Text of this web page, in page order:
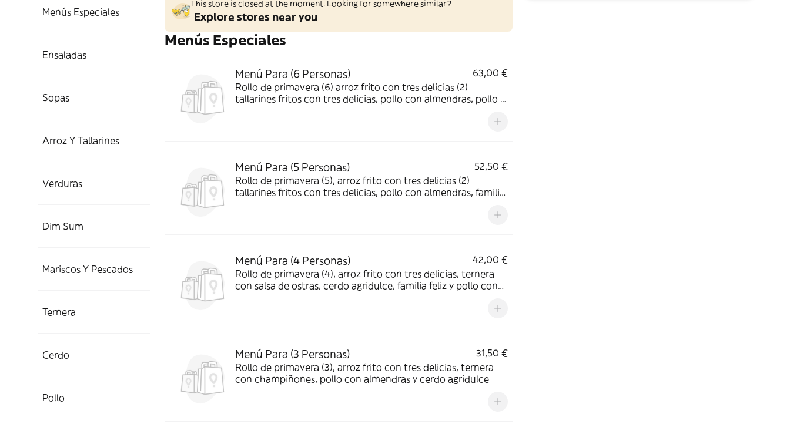
Menús Especiales
Ensaladas
Sopas
Arroz Y Tallarines
Verduras
Dim Sum
Mariscos Y Pescados
Ternera
Cerdo
Pollo
This store is closed at the moment. Looking for somewhere similar?
Explore stores near you
Menús Especiales
Menú Para (6 Personas)
63,00 €
Rollo de primavera (6) arroz frito con tres delicias (2)
tallarines fritos con tres delicias, pollo con almendras, pollo al
Menú Para (5 Personas)
52,50 €
Rollo de primavera (5), arroz frito con tres delicias (2)
tallarines fritos con tres delicias, pollo con almendras, familia
Menú Para (4 Personas)
42,00 €
Rollo de primavera (4), arroz frito con tres delicias, ternera
con salsa de ostras, cerdo agridulce, familia feliz y pollo con
Menú Para (3 Personas)
31,50 €
Rollo de primavera (3), arroz frito con tres delicias, ternera
con champiñones, pollo con almendras y cerdo agridulce